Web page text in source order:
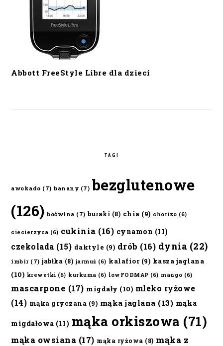
Abbott FreeStyle Libre dla dzieci
TAGI
awokado (7) banany (7) bezglutenowe
(126) boćwina (7) buraki (8) chia (9) chorizo (6)
ciecierzyca (6) cukinia (16) cynamon (11)
czekolada (15) daktyle (9) drób (16) dynia (22)
imbir (7) jabłka (8) jarmuż (6) kalafior(9) kasza jaglana
(10) krewetki (6) kurkuma (6) lowFODMAP (6) mango (6)
mascarpone (17) migdały (10) mleko ryżowe
(14) mąka gryczana (9) mąka jaglana (13) mąka
migdałowa (11) mąka orkiszowa (71)
mąka owsiana (17) mąka ryżowa (8) mąka z